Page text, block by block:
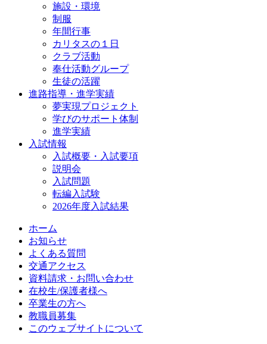
施設・環境
制服
年間行事
カリタスの１日
クラブ活動
奉仕活動グループ
生徒の活躍
進路指導・進学実績
夢実現プロジェクト
学びのサポート体制
進学実績
入試情報
入試概要・入試要項
説明会
入試問題
転編入試験
2026年度入試結果
ホーム
お知らせ
よくある質問
交通アクセス
資料請求・お問い合わせ
在校生/保護者様へ
卒業生の方へ
教職員募集
このウェブサイトについて